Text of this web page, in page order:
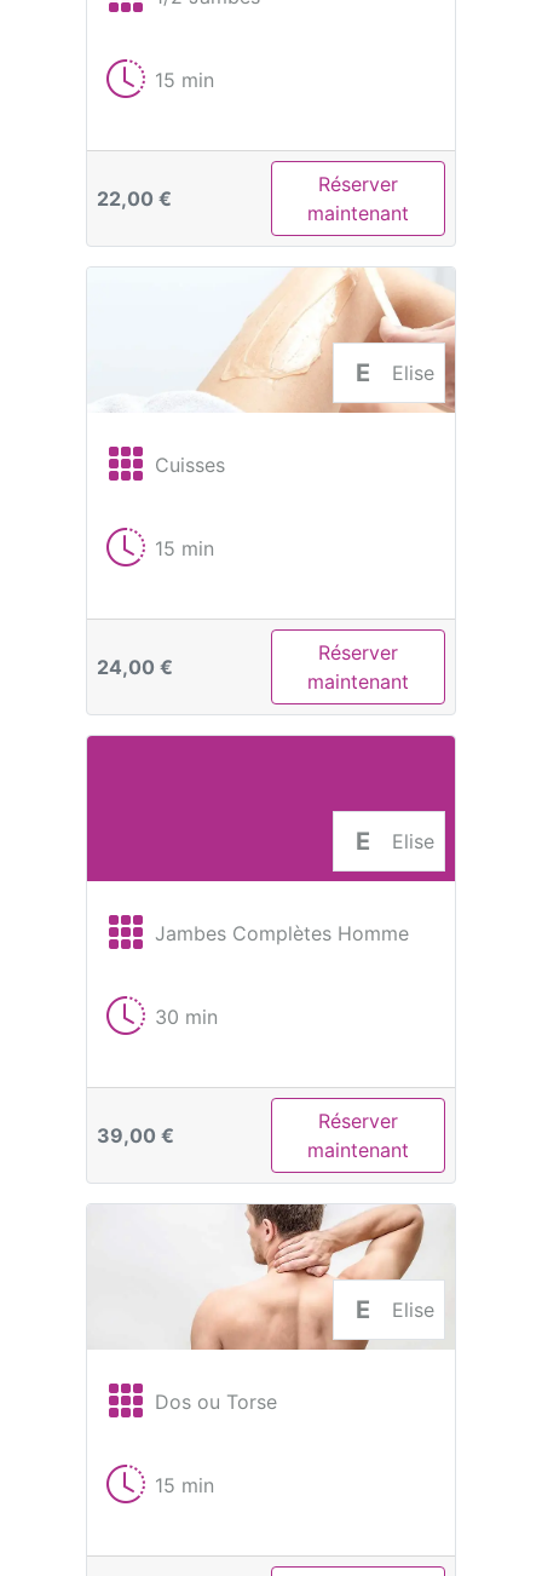
15 min
22,00 €
Réserver
maintenant
E Elise
Cuisses
15 min
24,00 €
Réserver
maintenant
E Elise
Jambes Complètes Homme
30 min
39,00 €
Réserver
maintenant
E Elise
Dos ou Torse
15 min